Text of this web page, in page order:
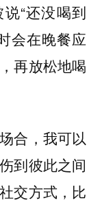
“还没喝到
会在晚餐应
再放松地喝
合，我可以
到彼此之间
交方式，比